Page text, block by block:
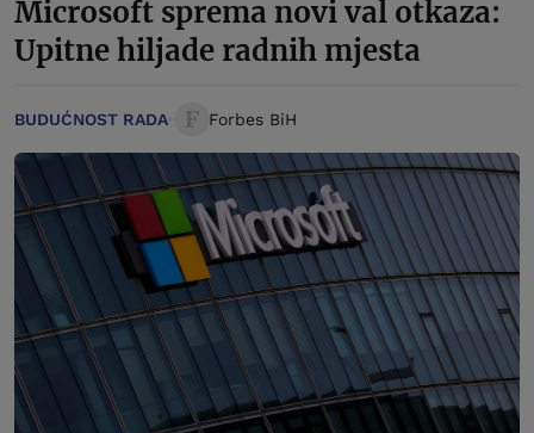
Microsoft sprema novi val otkaza:
Upitne hiljade radnih mjesta
BUDUĆNOST RADA Forbes BiH